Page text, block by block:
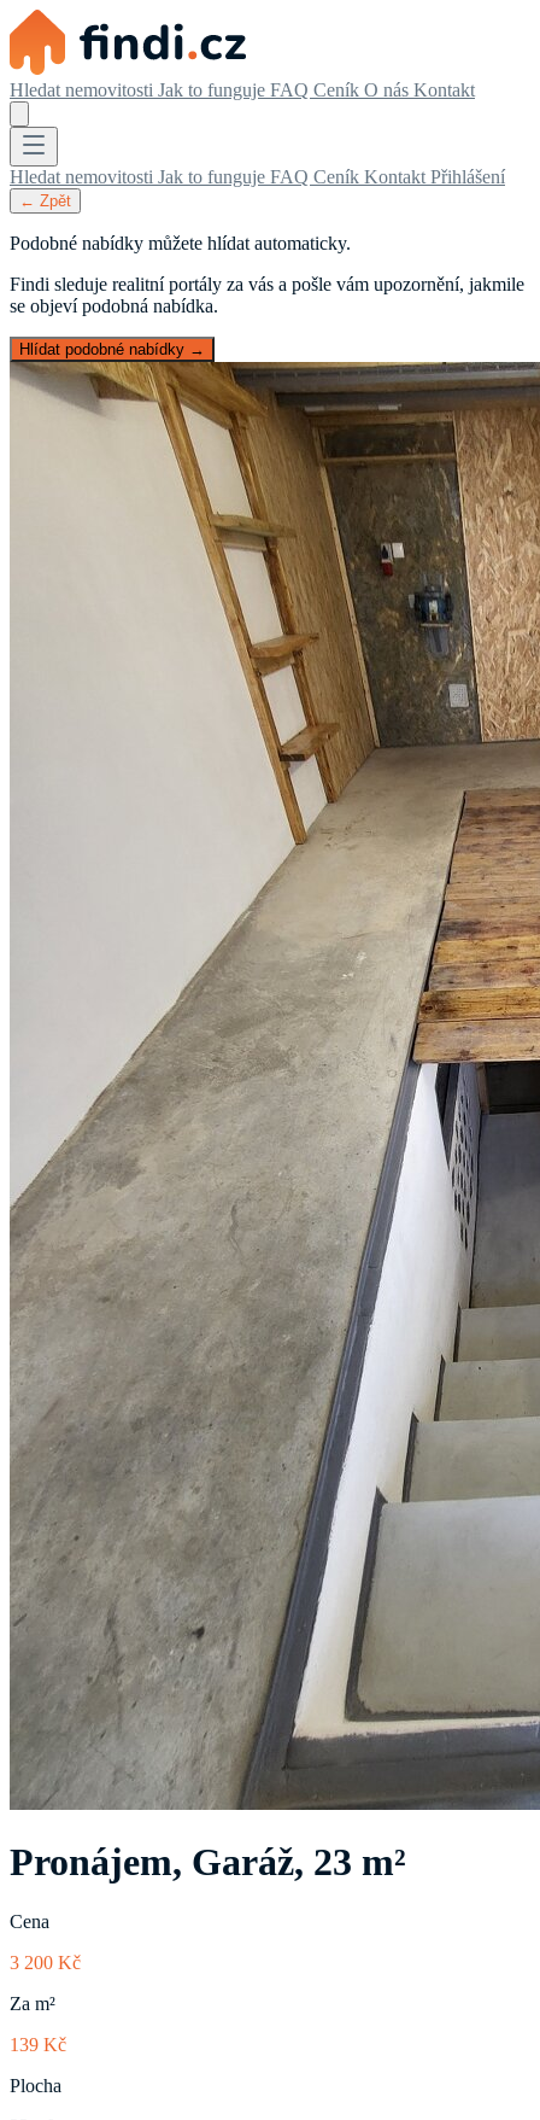
Hledat nemovitosti Jak to funguje FAQ Ceník O nás Kontakt
Hledat nemovitosti Jak to funguje FAQ Ceník Kontakt Přihlášení
← Zpět
Podobné nabídky můžete hlídat automaticky.
Findi sleduje realitní portály za vás a pošle vám upozornění, jakmile
se objeví podobná nabídka.
Hlídat podobné nabídky →
Pronájem, Garáž, 23 m²
Cena
3 200 Kč
Za m²
139 Kč
Plocha